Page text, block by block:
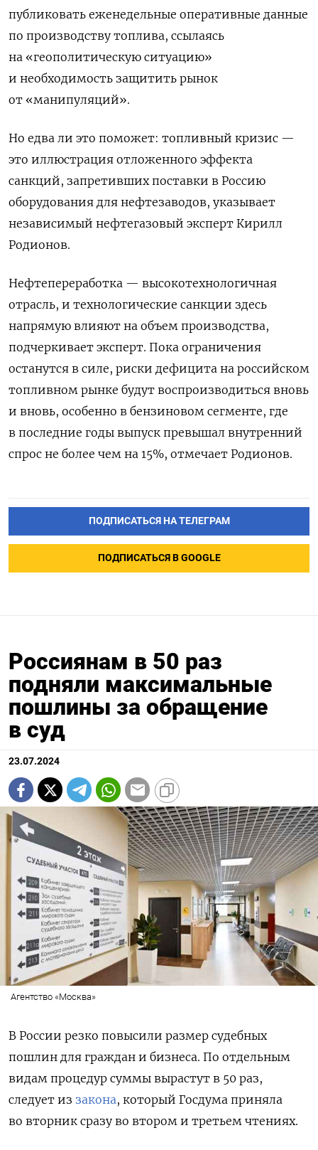
публиковать еженедельные оперативные данные
по производству топлива, ссылаясь
на «геополитическую ситуацию»
и необходимость защитить рынок
от «манипуляций».
Но едва ли это поможет: топливный кризис —
это иллюстрация отложенного эффекта
санкций, запретивших поставки в Россию
оборудования для нефтезаводов, указывает
независимый нефтегазовый эксперт Кирилл
Родионов.
Нефтепереработка — высокотехнологичная
отрасль, и технологические санкции здесь
напрямую влияют на объем производства,
подчеркивает эксперт. Пока ограничения
останутся в силе, риски дефицита на российском
топливном рынке будут воспроизводиться вновь
и вновь, особенно в бензиновом сегменте, где
в последние годы выпуск превышал внутренний
спрос не более чем на 15%, отмечает Родионов.
ПОДПИСАТЬСЯ НА ТЕЛЕГРАМ
ПОДПИСАТЬСЯ В GOOGLE
Россиянам в 50 раз
подняли максимальные
пошлины за обращение
в суд
23.07.2024
Агентство «Москва»
В России резко повысили размер судебных
пошлин для граждан и бизнеса. По отдельным
видам процедур суммы вырастут в 50 раз,
следует из закона, который Госдума приняла
во вторник сразу во втором и третьем чтениях.